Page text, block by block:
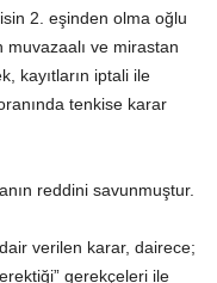
2. eşinden olma oğlu
muvazaalı ve mirastan
kayıtların iptali ile
tenkise karar
reddini savunmuştur.
verilen karar, dairece;
gerekçeleri ile